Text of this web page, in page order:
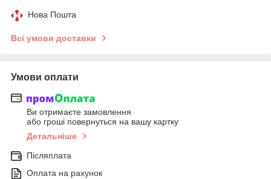
Нова Пошта
Всі умови доставки
Умови оплати
Ви отримаєте замовлення
або гроші повернуться на вашу картку
Детальніше
Післяплата
Оплата на рахунок